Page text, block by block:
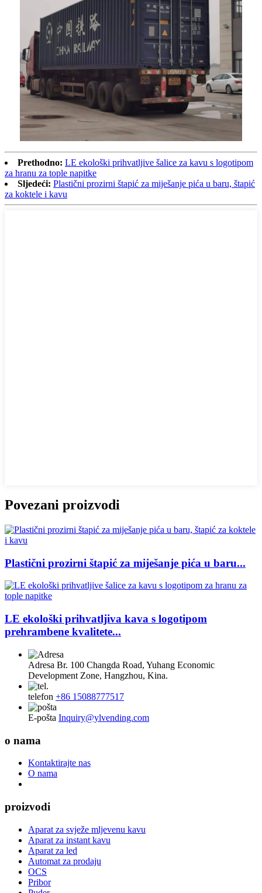
Prethodno: LE ekološki prihvatljive šalice za kavu s logotipom
za hranu za tople napitke
Sljedeći: Plastični prozirni štapić za miješanje pića u baru, štapić
za koktele i kavu
Povezani proizvodi
Plastični prozirni štapić za miješanje pića u baru...
LE ekološki prihvatljiva kava s logotipom
prehrambene kvalitete...
Adresa Br. 100 Changda Road, Yuhang Economic
Development Zone, Hangzhou, Kina.
telefon +86 15088777517
E-pošta Inquiry@ylvending.com
o nama
Kontaktirajte nas
O nama
proizvodi
Aparat za svježe mljevenu kavu
Aparat za instant kavu
Aparat za led
Automat za prodaju
OCS
Pribor